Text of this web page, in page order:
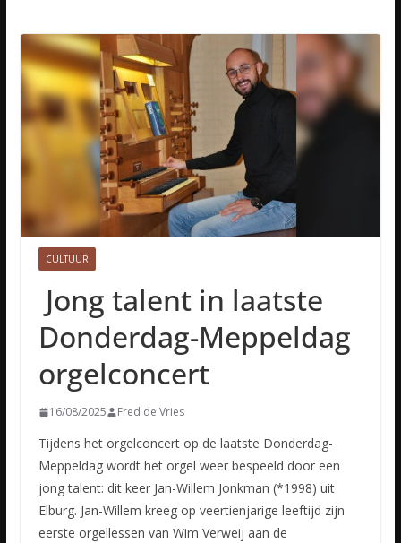
CULTUUR
Jong talent in laatste
Donderdag-Meppeldag
orgelconcert
16/08/2025 Fred de Vries
Tijdens het orgelconcert op de laatste Donderdag-
Meppeldag wordt het orgel weer bespeeld door een
jong talent: dit keer Jan-Willem Jonkman (*1998) uit
Elburg. Jan-Willem kreeg op veertienjarige leeftijd zijn
eerste orgellessen van Wim Verweij aan de